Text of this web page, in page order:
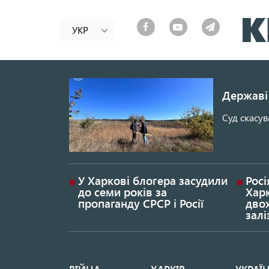
УКР
Державі
Суд
У Харкові блогера засудили
до семи років за
пропаганду СРСР і Росії